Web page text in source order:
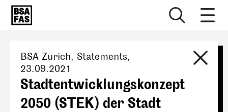
BSA Zürich, Statements,
23.09.2021
Stadtentwicklungskonzept
2050 (STEK) der Stadt